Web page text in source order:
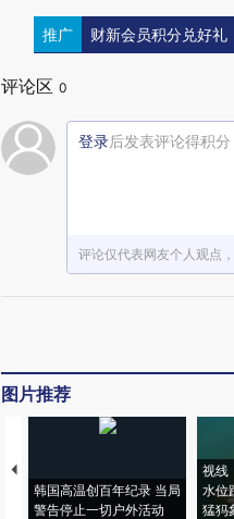
推广 财新会员积分兑好礼
评论区 0
登录后发表评论得积分
评论仅代表网友个人观点
图片推荐
韩国高温创百年纪录 当局
警告停止一切户外活动
视线
水位
猛犸